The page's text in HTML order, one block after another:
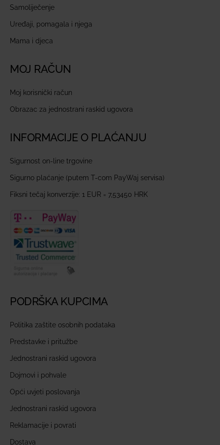
Samoliječenje
Uređaji, pomagala i njega
Mama i djeca
MOJ RAČUN
Moj korisnički račun
Obrazac za jednostrani raskid ugovora
INFORMACIJE O PLAĆANJU
Sigurnost on-line trgovine
Sigurno plaćanje (putem T-com PayWaj servisa)
Fiksni tečaj konverzije: 1 EUR = 7,53450 HRK
PODRŠKA KUPCIMA
Politika zaštite osobnih podataka
Predstavke i pritužbe
Jednostrani raskid ugovora
Dojmovi i pohvale
Opći uvjeti poslovanja
Jednostrani raskid ugovora
Reklamacije i povrati
Dostava